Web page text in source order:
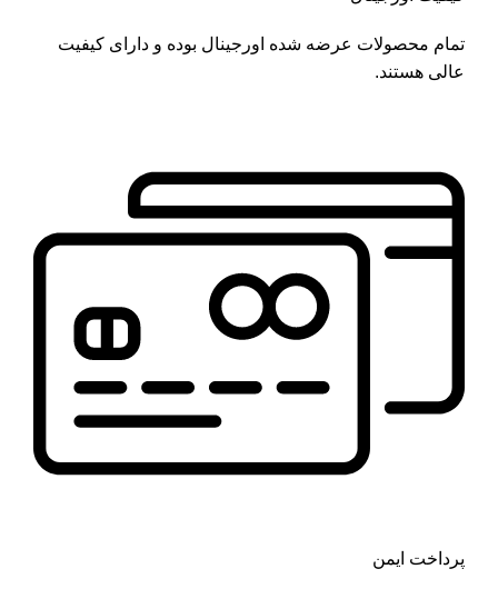
تمام محصولات عرضه شده اورجینال بوده و دارای کیفیت
عالی هستند.
پرداخت ایمن